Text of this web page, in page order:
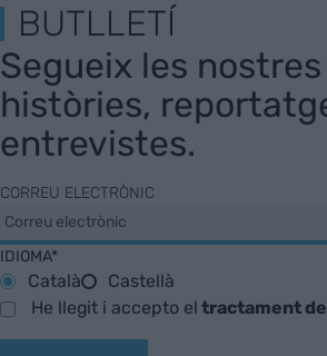
BUTLLETÍ
Segueix les
històries,
entrevistes.
CORREU ELECTRÒNIC
IDIOMA*
Català
Castellà
He llegit i accepto eltractament de